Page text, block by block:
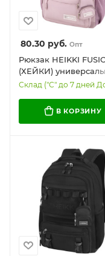
80.30 руб. Опт
Рюкзак HEIKKI
(ХЕЙКИ)
2 отделения,
КОШЕЛЬКОМ,
роза, 44х31х14 см,
Склад ("С" до 7 дней
В КОРЗИНУ